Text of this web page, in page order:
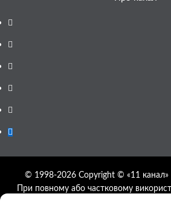
Facebook
YouTube
Telegram
Instagram
Twitter
Google
© 1998-2026 Copyright © «11 канал»
При повному або частковому